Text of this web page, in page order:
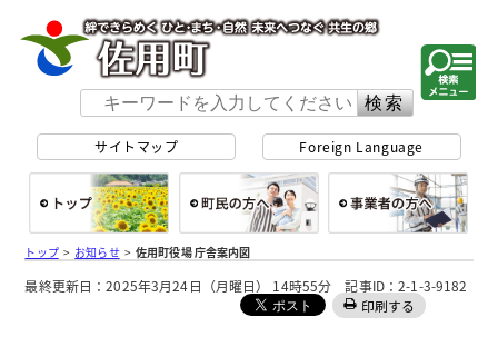
サイトマップ Foreign Language
総合トップ
トップ> お知らせ>佐用町役場 庁舎案内図
最終更新日：2025年3月24日（月曜日） 14時55分 記事ID：2-1-3-9182
印刷する